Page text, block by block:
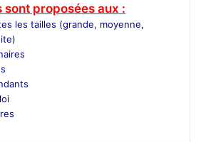
sont proposées aux :
les tailles (grande, moyenne,